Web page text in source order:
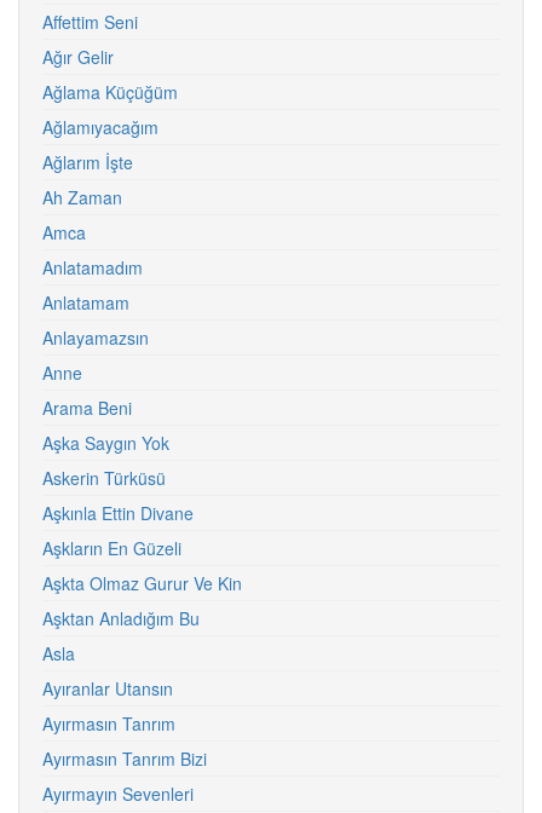
Affettim Seni
Ağır Gelir
Ağlama Küçüğüm
Ağlamıyacağım
Ağlarım İşte
Ah Zaman
Amca
Anlatamadım
Anlatamam
Anlayamazsın
Anne
Arama Beni
Aşka Saygın Yok
Askerin Türküsü
Aşkınla Ettin Divane
Aşkların En Güzeli
Aşkta Olmaz Gurur Ve Kin
Aşktan Anladığım Bu
Asla
Ayıranlar Utansın
Ayırmasın Tanrım
Ayırmasın Tanrım Bizi
Ayırmayın Sevenleri